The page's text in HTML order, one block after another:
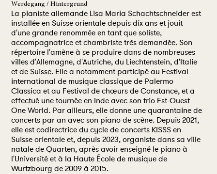
Werdegang / Hintergrund
La pianiste allemande Lisa Maria Schachtschneider est
installée en Suisse orientale depuis dix ans et jouit
d'une grande renommée en tant que soliste,
accompagnatrice et chambriste très demandée. Son
répertoire l'amène à se produire dans de nombreuses
villes d'Allemagne, d'Autriche, du Liechtenstein, d'Italie
et de Suisse. Elle a notamment participé au Festival
international de musique classique de Palermo
Classica et au Festival de chœurs de Constance, et a
effectué une tournée en Inde avec son trio Est-Ouest
One World. Par ailleurs, elle donne une quarantaine de
concerts par an avec son piano de scène. Depuis 2021,
elle est codirectrice du cycle de concerts KISSS en
Suisse orientale et, depuis 2023, organiste dans sa ville
natale de Quarten, après avoir enseigné le piano à
l'Université et à la Haute École de musique de
Wurtzbourg de 2009 à 2015.